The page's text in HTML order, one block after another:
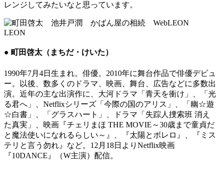
レンジしてみたいなと思っています。
● 町田啓太（まちだ・けいた）
1990年7月4日生まれ。俳優。2010年に舞台作品で俳優デビュ
ー。以後、数多くのドラマ、映画、舞台、広告などに多数出
演。近年の主な出演作に、大河ドラマ「青天を衝け」、「光
る君へ」、Netflixシリーズ「今際の国のアリス」、「幽☆遊
☆白書」、「グラスハート」、ドラマ「失踪人捜索班 消え
た真実」、映画『チェリまほ THE MOVIE～30歳まで童貞だ
と魔法使いになれるらしい～』、『太陽とボレロ』、『ミス
テリと言う勿れ』など。12月18日よりNetflix映画
『10DANCE』（W主演）配信。